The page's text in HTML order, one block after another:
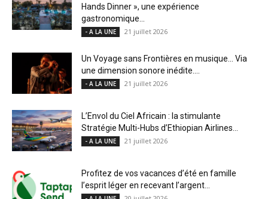
Hands Dinner », une expérience
gastronomique...
- A LA UNE 21 juillet 2026
Un Voyage sans Frontières en musique… Via
une dimension sonore inédite....
- A LA UNE 21 juillet 2026
L’Envol du Ciel Africain : la stimulante
Stratégie Multi-Hubs d’Ethiopian Airlines...
- A LA UNE 21 juillet 2026
Profitez de vos vacances d’été en famille
l’esprit léger en recevant l’argent...